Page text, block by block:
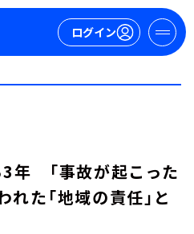
ログイン
年 「事故が起こった
た「地域の責任」と